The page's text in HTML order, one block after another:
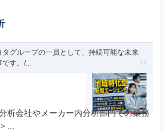
グループの一員として、持続可能な未来
す。/...
析会社やメーカー内分析部門での業務
...